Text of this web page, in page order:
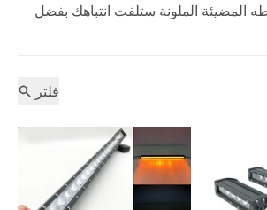
المضيئة الملونة ستلفت انتباهك بفضل
فلتر